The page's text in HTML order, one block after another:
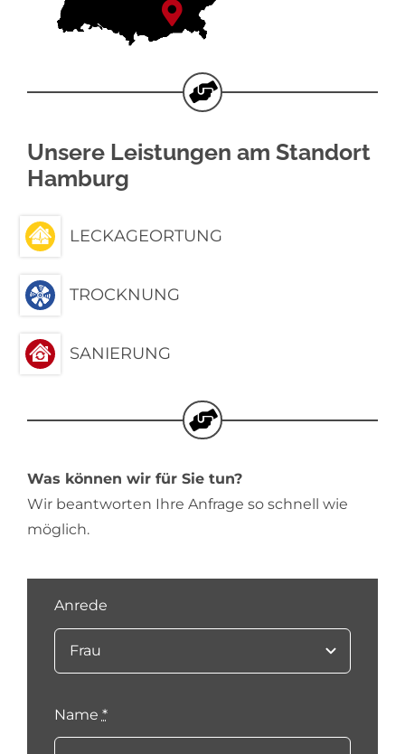
Unsere Leistungen am Standort
Hamburg
LECKAGEORTUNG
TROCKNUNG
SANIERUNG
Was können wir für Sie tun?
Wir beantworten Ihre Anfrage so schnell wie
möglich.
Anrede
Name *